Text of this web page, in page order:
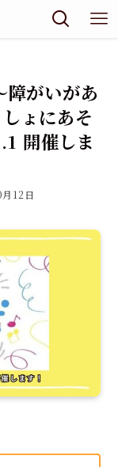
障がいがあ
ょにあそ
開催しま
12日